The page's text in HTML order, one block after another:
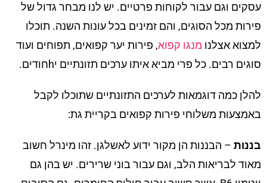
עסקים וגם עבור לקוחות פרטיים. יש לנו מבחר גדול של
פירות מכל הסוגים, והם זמינים בכל עונות השנה. תוכלו
למצוא אצלנו מנגו קפוא, פירות יער קפואים, תפוחים ועוד
סוגים רבים. כל פרי מביא איתו ערכים תזונתיים יhחודים.
להלן כמה דוגמאות לערכים התזונתיים שתוכלו לקבל
באמצעות משלוחי פירות קפואים בקריית גת:
בננות– הבננות הן מקור ידוע לאשלגן. זהו מינרל חשוב
מאוד לבריאות הלב, וגם עבור בוני שרירים. יש בהן גם